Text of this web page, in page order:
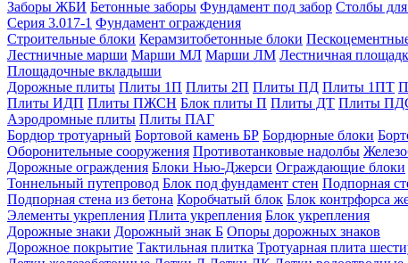
Заборы ЖБИ Бетонные заборы Фундамент под забор Столбы для
Серия 3.017-1 Фундамент ограждения
Строительные блоки Керамзитобетонные блоки
Лестничные марши Марши МЛ Марши ЛМ Лестничная
Площадочные вкладыши
Дорожные плиты Плиты 1П Плиты 2П Плиты ПД Плиты 1ПТ
Плиты ИДП Плиты ПЖСН Блок плиты П Плиты ДТ Плиты
Аэродромные плиты Плиты ПАГ
Бордюр тротуарный Бортовой камень БР Бордюрные блоки
Оборонительные сооружения Противотанковые надолбы
Дорожные ограждения Блоки Нью-Джерси Ограждающие блоки
Тоннельный путепровод Блок под фундамент стен Подпорная
Подпорная стена из бетона Коробчатый блок Блок контрфорса
Элементы укрепления Плита укрепления Блок укрепления
Дорожные знаки Дорожный знак Б Опоры дорожных знаков
Дорожное покрытие Тактильная плитка Тротуарная плита